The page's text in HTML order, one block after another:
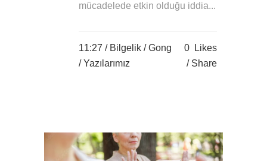
mücadelede etkin olduğu iddia...
11:27 / Bilgelik /Gong
/Yazılarımız
0
Likes
Share